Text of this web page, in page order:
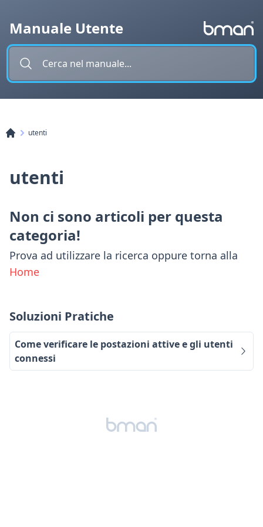
Manuale Utente
utenti
utenti
Non ci sono articoli per questa
categoria!
Prova ad utilizzare la ricerca oppure torna alla
Home
Soluzioni Pratiche
Come verificare le postazioni attive e gli utenti
connessi